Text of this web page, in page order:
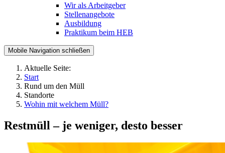
Wir als Arbeitgeber
Stellenangebote
Ausbildung
Praktikum beim HEB
Mobile Navigation schließen
Aktuelle Seite:
Start
Rund um den Müll
Standorte
Wohin mit welchem Müll?
Restmüll – je weniger, desto besser